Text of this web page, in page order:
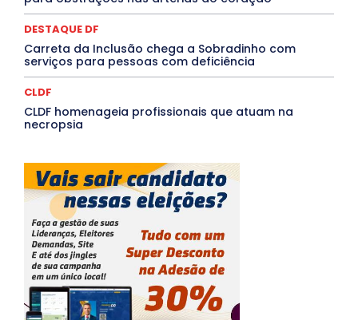
DESTAQUE DF
Carreta da Inclusão chega a Sobradinho com
serviços para pessoas com deficiência
CLDF
CLDF homenageia profissionais que atuam na
necropsia